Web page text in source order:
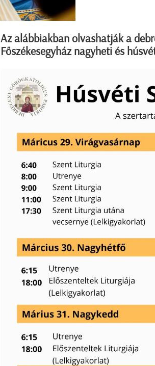
Az alábbiakban olvashatják a
Főszékesegyház nagyheti és